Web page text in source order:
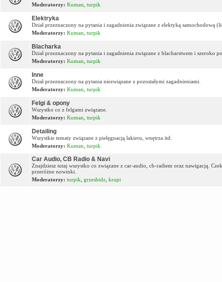
Moderatorzy: Kuman turpik
Elektryka
Dział przeznaczony na pytania i zagadnienia związane z elektyką samochodową
Moderatorzy: Kuman turpik
Blacharka
Dział przeznaczony na pytania i zagadnienia związane z blacharstwem i szeroko
Moderatorzy: Kuman turpik
Inne
Dział przeznaczony na pytania niezwiązane z pozostałymi zagadnieniami.
Moderatorzy: Kuman turpik
Felgi & opony
Wszystko co z felgami związane.
Moderatorzy: Kuman turpik
Detailing
Wszystkie tematy związane z pielęgnacją lakieru, wnętrza itd.
Moderatorzy: Kuman turpik
Car Audio, CB Radio & Navi
Znajdziesz tutaj wszystko co związane z car-audio, cb-radiem oraz nawigacją.
przeróżne nowinki.
Moderatorzy: turpik grzesbidz krupi